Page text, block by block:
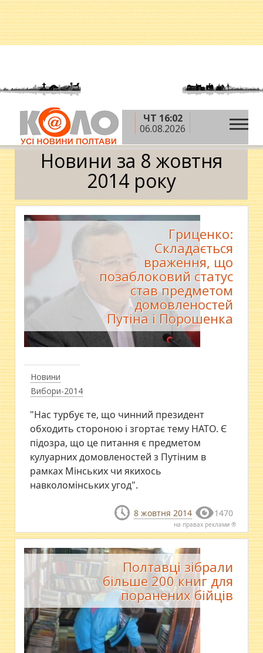
ЧТ 16:02
06.08.2026
Головна » 2014 рік » жовтень »8 жовтня
Календар
Новини за 8 жовтня
2014 року
Новини
Вибори-2014
Гриценко:
Складається
враження, що
позаблоковий статус
став предметом
домовленостей
Путіна і Порошенка
"Нас турбує те, що чинний президент
обходить стороною і згортає тему НАТО. Є
підозра, що це питання є предметом
кулуарних домовленостей з Путіним в
рамках Мінських чи якихось
навколомінських угод".
8 жовтня 2014 1470
на правах реклами ®
Полтавці зібрали
більше 200 книг для
поранених бійців